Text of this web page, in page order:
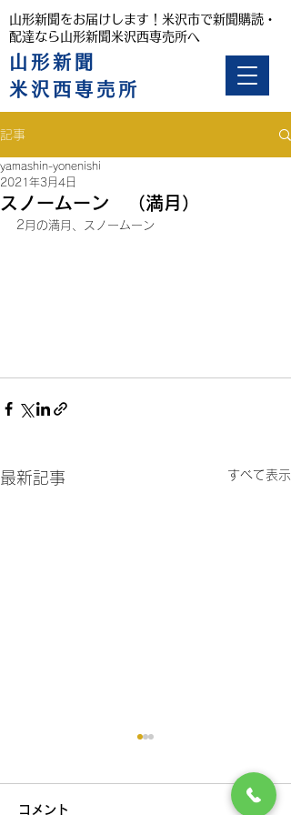
山形新聞
米沢西専売所
山形新聞をお届けします！米沢市で新聞購読・
配達なら山形新聞米沢西専売所へ
記事
スノームーン （満月）
yamashin-yonenishi
2021年3月4日
2月の満月、スノームーン
最新記事 すべて表示
コメント